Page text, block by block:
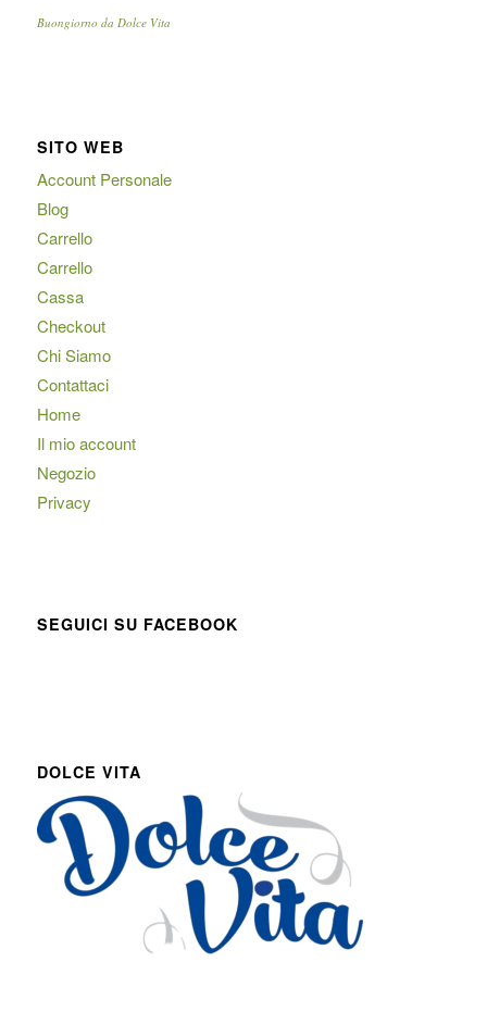
Buongiorno da Dolce Vita
SITO WEB
Account Personale
Blog
Carrello
Carrello
Cassa
Checkout
Chi Siamo
Contattaci
Home
Il mio account
Negozio
Privacy
SEGUICI SU FACEBOOK
DOLCE VITA